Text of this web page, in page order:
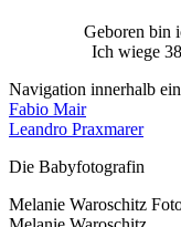
Geboren bin
Ich wiege
Navigation innerhalb
Fabio Mair
Leandro Praxmarer
Die Babyfotografin
Melanie Waroschitz